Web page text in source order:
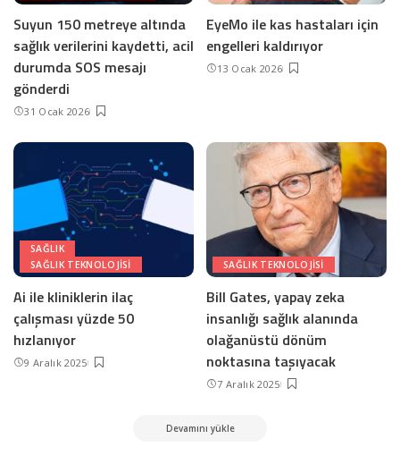
Suyun 150 metreye altında
sağlık verilerini kaydetti, acil
durumda SOS mesajı
gönderdi
31 Ocak 2026
EyeMo ile kas hastaları için
engelleri kaldırıyor
13 Ocak 2026
SAĞLIK
SAĞLIK TEKNOLOJISI
Ai ile kliniklerin ilaç
çalışması yüzde 50
hızlanıyor
9 Aralık 2025
SAĞLIK TEKNOLOJISI
Bill Gates, yapay zeka
insanlığı sağlık alanında
olağanüstü dönüm
noktasına taşıyacak
7 Aralık 2025
Devamını yükle